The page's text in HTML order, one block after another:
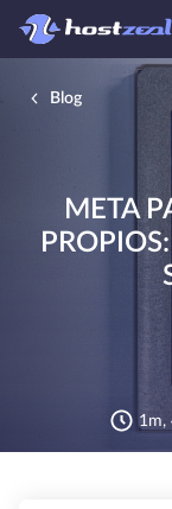
Blog
META
1m,